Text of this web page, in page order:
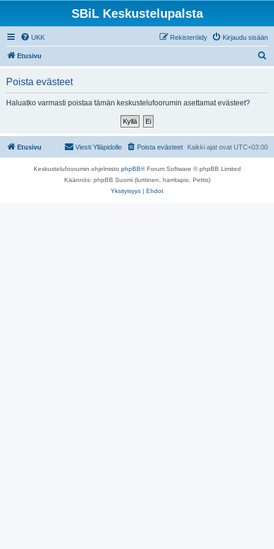
SBiL Keskustelupalsta
UKK Kirjaudu sisään
Rekisteröidy
Etusivu
Poista evästeet
Haluatko varmasti poistaa tämän keskustelufoorumin asettamat evästeet?
Etusivu Kaikki ajat ovat UTC+03:00
Poista evästeet
Viesti Ylläpidolle
Keskustelufoorumin ohjelmisto phpBB® Forum Software © phpBB Limited
Käännös: phpBB Suomi (lurttinen, harritapio, Pettis)
Yksityisyys | Ehdot